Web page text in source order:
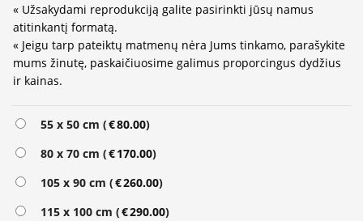
« Užsakydami reprodukciją galite pasirinkti jūsų namus
atitinkantį formatą.
« Jeigu tarp pateiktų matmenų nėra Jums tinkamo, parašykite
mums žinutę, paskaičiuosime galimus proporcingus dydžius
ir kainas.
55 x 50 cm (€80.00)
80 x 70 cm (€170.00)
105 x 90 cm (€260.00)
115 x 100 cm (€290.00)
Alternative: